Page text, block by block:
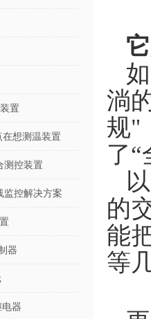
置
想测温装置
测控装置
监控解决方案
器
器
淌
规"
了
的
能
等